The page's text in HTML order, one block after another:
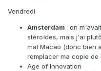
Vendredi
Amsterdam : on
stéroïdes, mais j'ai
mal Macao (donc bien
remplacer ma copie de
Age of Innovation